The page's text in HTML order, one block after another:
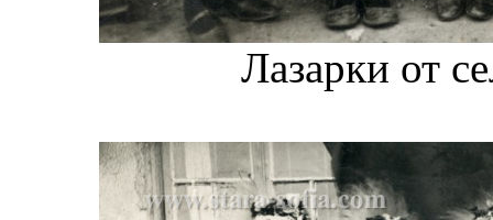
Лазарки от